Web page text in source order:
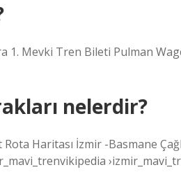
1. Mevki Tren Bileti Pulman
nelerdir?
Haritası İzmir -Basmane